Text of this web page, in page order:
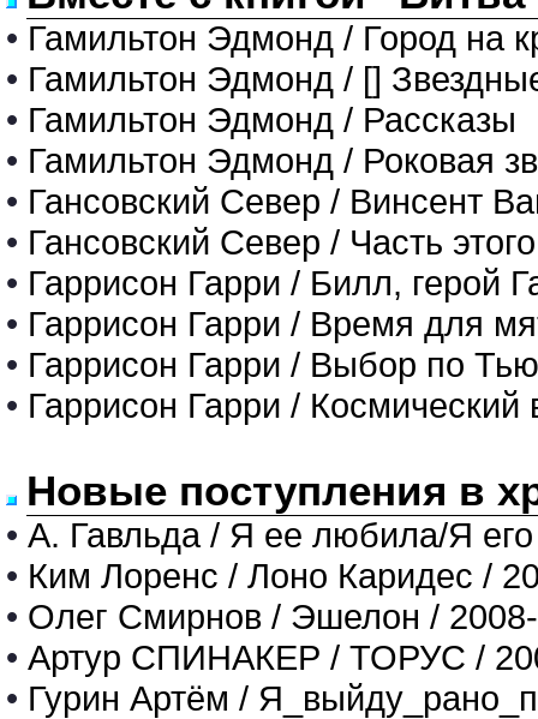
• Гамильтон Эдмонд / Город на
• Гамильтон Эдмонд / []
• Гамильтон Эдмонд / Рассказы
• Гамильтон Эдмонд / Роковая
• Гансовский Север / Винсент
• Гансовский Север / Часть
• Гаррисон Гарри / Билл, герой
• Гаррисон Гарри / Время для
• Гаррисон Гарри / Выбор по
• Гаррисон Гарри / Космический
Новые поступления в
• А. Гавльда / Я ее любила/Я
• Ким Лоренс / Лоно Каридес /
• Олег Смирнов / Эшелон /
• Артур СПИНАКЕР / ТОРУС /
• Гурин Артём /